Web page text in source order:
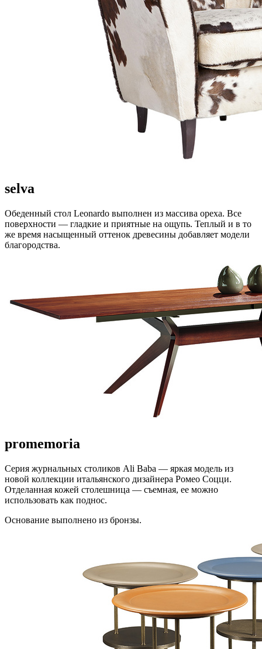
selva
Обеденный стол Leonardo выполнен из массива ореха. Все
поверхности — гладкие и приятные на ощупь. Теплый и в то
же время насыщенный оттенок древесины добавляет модели
благородства.
promemoria
Серия журнальных столиков Ali Baba — яркая модель из
новой коллекции итальянского дизайнера Ромео Соцци.
Отделанная кожей столешница — съемная, ее можно
использовать как поднос.
Основание выполнено из бронзы.